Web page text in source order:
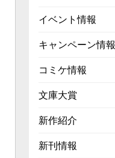
イベント情報
キャンペーン情報
コミケ情報
文庫大賞
新作紹介
新刊情報